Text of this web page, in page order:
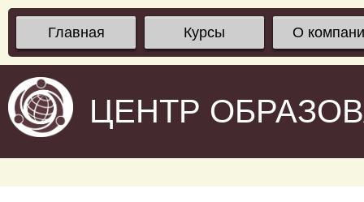
Главная Курсы О
ЦЕНТР